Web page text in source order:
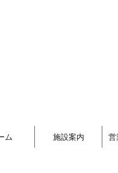
ム 施設案内 営